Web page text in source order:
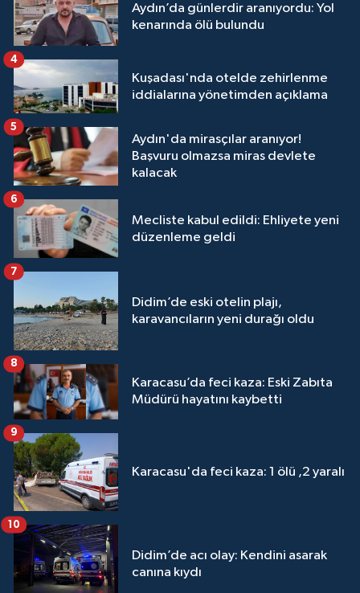
Aydın’da günlerdir aranıyordu: Yol
kenarında ölü bulundu
Kuşadası'nda otelde zehirlenme
iddialarına yönetimden açıklama
4
Aydın'da mirasçılar aranıyor!
Başvuru olmazsa miras devlete
kalacak
5
Mecliste kabul edildi: Ehliyete yeni
düzenleme geldi
6
Didim’de eski otelin plajı,
karavancıların yeni durağı oldu
7
Karacasu’da feci kaza: Eski Zabıta
Müdürü hayatını kaybetti
8
Karacasu'da feci kaza: 1 ölü ,2 yaralı
9
Didim’de acı olay: Kendini asarak
canına kıydı
10